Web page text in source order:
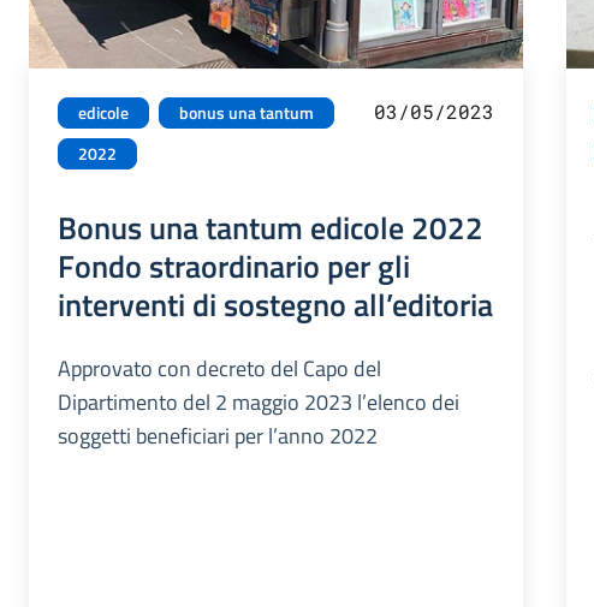
edicole
bonus una tantum
2022
03/05/2023
Bonus una tantum edicole 2022
Fondo straordinario per gli
interventi di sostegno all’editoria
Approvato con decreto del Capo del
Dipartimento del 2 maggio 2023 l’elenco dei
soggetti beneficiari per l’anno 2022